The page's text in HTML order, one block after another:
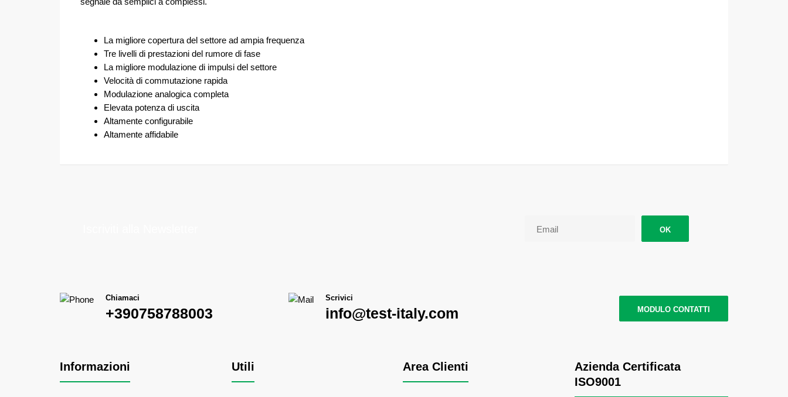
La migliore copertura del settore ad ampia frequenza
Tre livelli di prestazioni del rumore di fase
La migliore modulazione di impulsi del settore
Velocità di commutazione rapida
Modulazione analogica completa
Elevata potenza di uscita
Altamente configurabile
Altamente affidabile
OK
Chiamaci
+390758788003
Scrivici
info@test-italy.com MODULO CONTATTI
Informazioni Utili Area Clienti
Azienda Certificata
ISO9001